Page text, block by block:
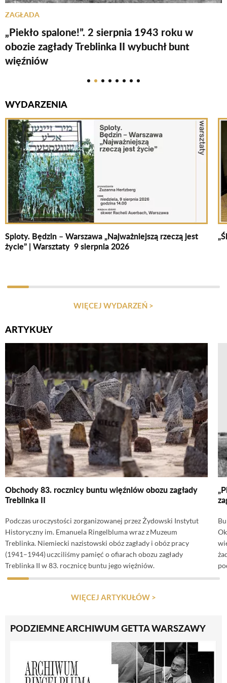
ZAGŁADA
„Piekło spalone!”. 2 sierpnia 1943 roku w
obozie zagłady Treblinka II wybuchł bunt
więźniów
WYDARZENIA
Sploty. Będzin – Warszawa „Najważniejszą rzeczą jest
życie” | Warsztaty 9 sierpnia 2026
WIĘCEJ WYDARZEŃ >
ARTYKUŁY
Obchody 83. rocznicy buntu więźniów obozu zagłady
Treblinka II
Podczas uroczystości zorganizowanej przez Żydowski Instytut
Historyczny im. Emanuela Ringelbluma wraz z Muzeum
Treblinka. Niemiecki nazistowski obóz zagłady i obóz pracy
(1941–1944) uczciliśmy pamięć o ofiarach obozu zagłady
Treblinka II w 83. rocznicę buntu jego więźniów.
WIĘCEJ ARTYKUŁÓW >
PODZIEMNE ARCHIWUM GETTA WARSZAWY